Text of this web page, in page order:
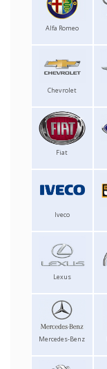
Alfa Romeo
Chevrolet
Fiat
Iveco
Lexus
Mercedes-Benz